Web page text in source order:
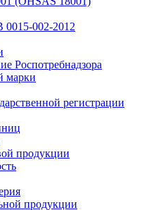
002-2012
Роспотребнадзора
марки
регистрации
продукции
продукции